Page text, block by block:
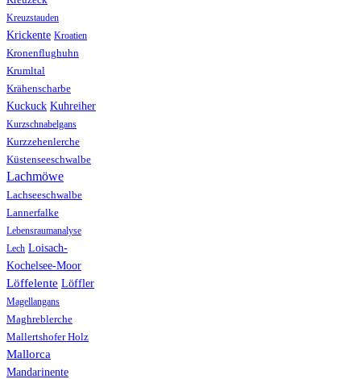
Kreuzstauden
Krickente Kroatien
Kronenflughuhn
Krumltal
Krähenscharbe
Kuckuck Kuhreiher
Kurzschnabelgans
Kurzzehenlerche
Küstenseeschwalbe
Lachmöwe
Lachseeschwalbe
Lannerfalke
Lebensraumanalyse
Lech Loisach-
Kochelsee-Moor
Löffelente Löffler
Magellangans
Maghreblerche
Mallertshofer Holz
Mallorca
Mandarinente